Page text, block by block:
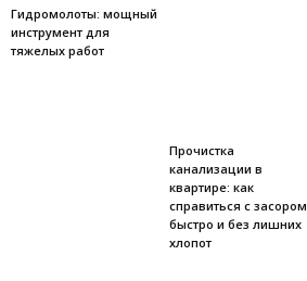
Гидромолоты: мощный
инструмент для
тяжелых работ
Прочистка
канализации в
квартире: как
справиться с засором
быстро и без лишних
хлопот